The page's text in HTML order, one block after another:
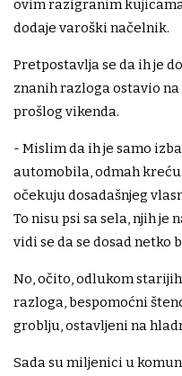
ovim razigranim
dodaje varoški načelnik.
Pretpostavlja se da ih je
znanih razloga ostavio
prošlog vikenda.
- Mislim da ih je samo
automobila, odmah
očekuju dosadašnjeg
To nisu psi sa sela, njih je
vidi se da se dosad netko
No, očito, odlukom
razloga, bespomoćni
groblju, ostavljeni na
Sada su miljenici u